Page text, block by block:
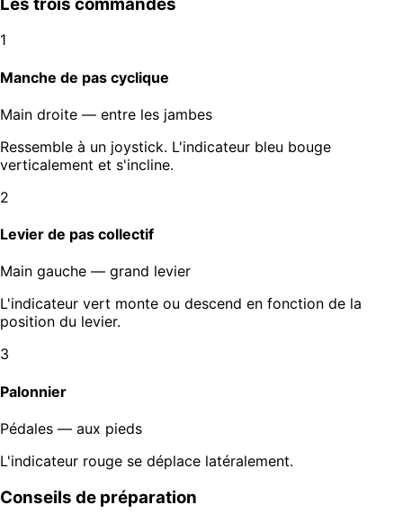
1
Manche de pas cyclique
Main droite — entre les jambes
Ressemble à un joystick. L'indicateur bleu bouge
verticalement et s'incline.
2
Levier de pas collectif
Main gauche — grand levier
L'indicateur vert monte ou descend en fonction de la
position du levier.
3
Palonnier
Pédales — aux pieds
L'indicateur rouge se déplace latéralement.
Conseils de préparation